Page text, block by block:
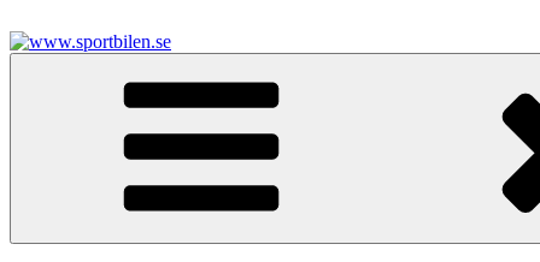
till
innehåll
www.sportbilen.se